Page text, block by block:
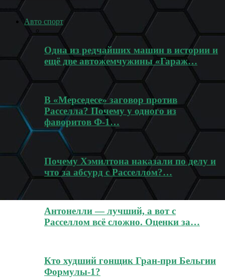
Авто спорт
Одна из редчайших машин в истории и
ещё две автожемчужины «Гараж…
В «Мерседесе» заговор против
Расселла? Почему у одного из
фаворитов Ф-1…
Почему Хэмилтона наказали по делу и
что за абсурд с Расселлом?…
Антонелли — лучший, а вот с
Расселлом всё сложно. Оценки за…
Кто худший гонщик Гран-при Бельгии
Формулы-1?